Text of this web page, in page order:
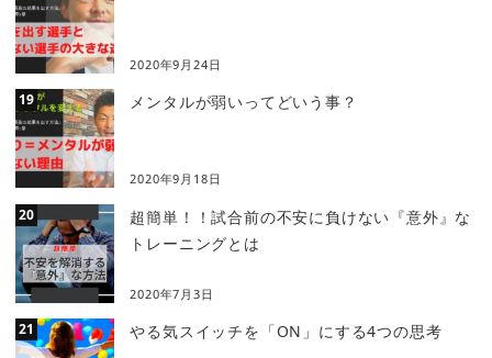
2020年9月24日
メンタルが弱いってどいう事？
2020年9月18日
超簡単！！試合前の不安に負けない『意外』な
トレーニングとは
2020年7月3日
やる気スイッチを「ON」にする4つの思考